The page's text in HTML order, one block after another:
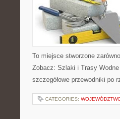
To miejsce stworzone
Zobacz: Szlaki i Trasy
szczegółowe przewodniki po
CATEGORIES: